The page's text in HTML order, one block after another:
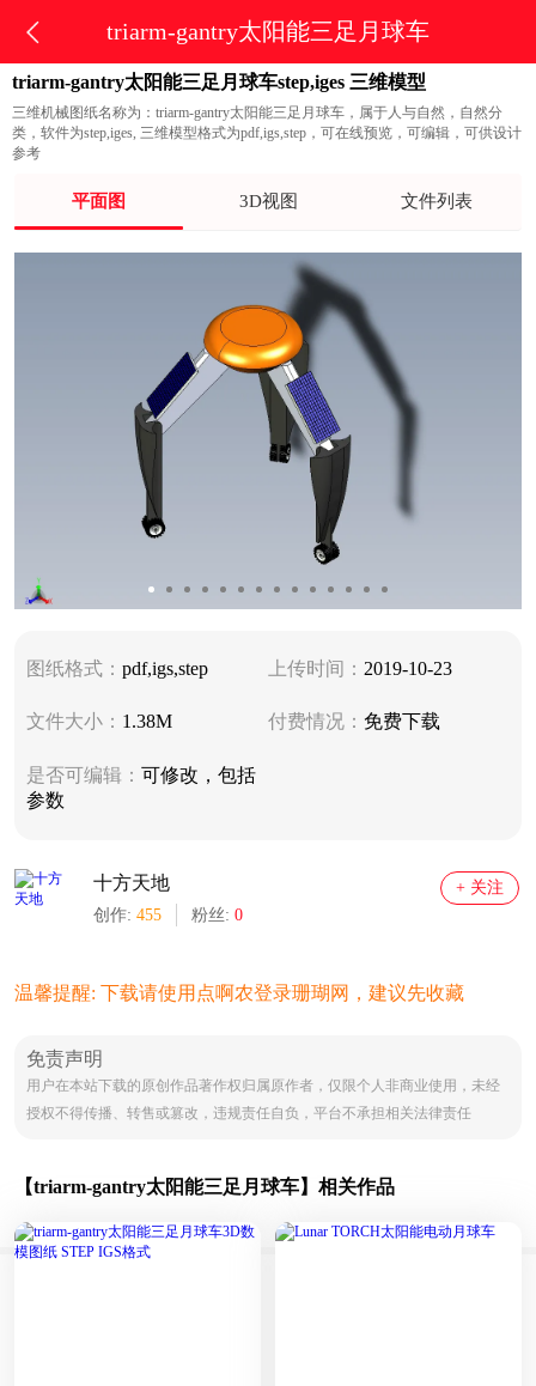
triarm-gantry太阳能三足月球车
triarm-gantry太阳能三足月球车step,iges 三维模型
三维机械图纸名称为：triarm-gantry太阳能三足月球车，属于人与自然，自然分
类，软件为step,iges, 三维模型格式为pdf,igs,step，可在线预览，可编辑，可供设计
参考
平面图 3D视图 文件列表
图纸格式： pdf,igs,step 上传时间： 2019-10-23
文件大小： 1.38M 付费情况： 免费下载
是否可编辑： 可修改，包括
参数
十方天地
创作: 455 粉丝: 0
+ 关注
温馨提醒: 下载请使用点啊农登录珊瑚网，建议先收藏
免责声明
用户在本站下载的原创作品著作权归属原作者，仅限个人非商业使用，未经
授权不得传播、转售或篡改，违规责任自负，平台不承担相关法律责任
【triarm-gantry太阳能三足月球车】相关作品